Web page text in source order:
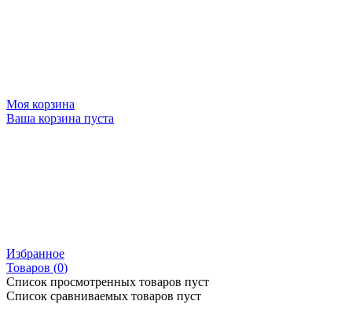
Моя корзина
Ваша корзина пуста
Избранное
Товаров (0)
Список просмотренных товаров пуст
Список сравниваемых товаров пуст